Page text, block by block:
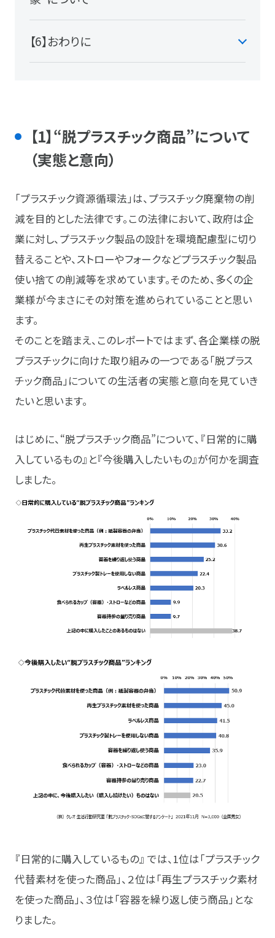
【6】おわりに
【1】“脱プラスチック商品”について
（実態と意向）
「プラスチック資源循環法」は、プラスチック廃棄物の削
減を目的とした法律です。この法律において、政府は企
業に対し、プラスチック製品の設計を環境配慮型に切り
替えることや、ストローやフォークなどプラスチック製品
使い捨ての削減等を求めています。そのため、多くの企
業様が今まさにその対策を進められていることと思い
ます。
そのことを踏まえ、このレポートではまず、各企業様の脱
プラスチックに向けた取り組みの一つである「脱プラス
チック商品」についての生活者の実態と意向を見ていき
たいと思います。
はじめに、“脱プラスチック商品”について、『日常的に購
入しているもの』と『今後購入したいもの』が何かを調査
しました。
『日常的に購入しているもの』 では、1位は「プラスチック
代替素材を使った商品」、２位は「再生プラスチック素材
を使った商品」、３位は「容器を繰り返し使う商品」とな
りました。